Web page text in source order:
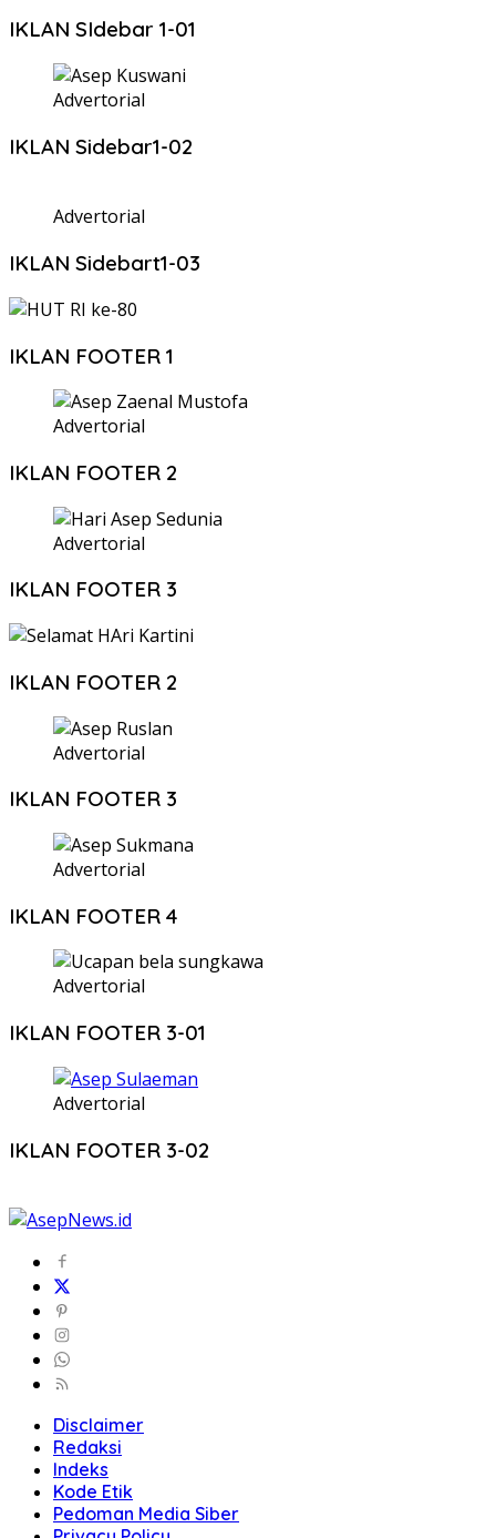
IKLAN SIdebar 1-01
Advertorial
IKLAN Sidebar1-02
Advertorial
IKLAN Sidebart1-03
IKLAN FOOTER 1
Advertorial
IKLAN FOOTER 2
Advertorial
IKLAN FOOTER 3
IKLAN FOOTER 2
Advertorial
IKLAN FOOTER 3
Advertorial
IKLAN FOOTER 4
Advertorial
IKLAN FOOTER 3-01
Advertorial
IKLAN FOOTER 3-02
Disclaimer
Redaksi
Indeks
Kode Etik
Pedoman Media Siber